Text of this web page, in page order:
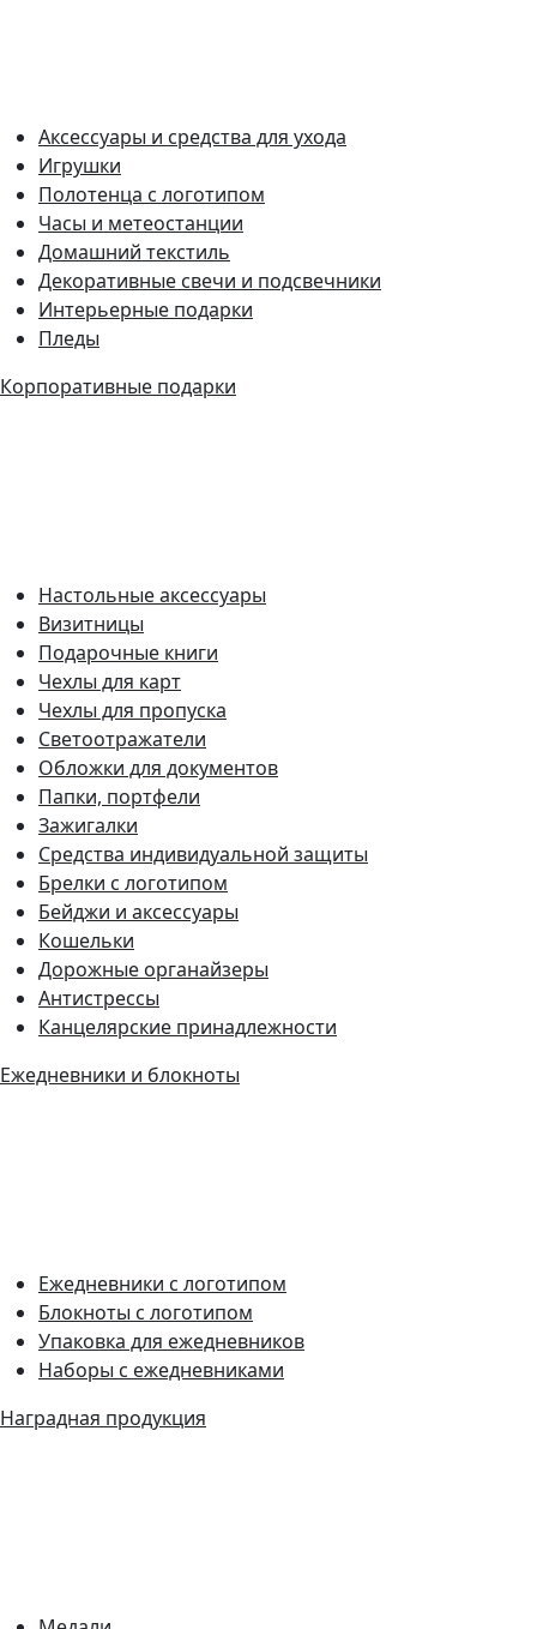
Аксессуары и средства для ухода
Игрушки
Полотенца с логотипом
Часы и метеостанции
Домашний текстиль
Декоративные свечи и подсвечники
Интерьерные подарки
Пледы
Корпоративные подарки
Настольные аксессуары
Визитницы
Подарочные книги
Чехлы для карт
Чехлы для пропуска
Светоотражатели
Обложки для документов
Папки, портфели
Зажигалки
Средства индивидуальной защиты
Брелки с логотипом
Бейджи и аксессуары
Кошельки
Дорожные органайзеры
Антистрессы
Канцелярские принадлежности
Ежедневники и блокноты
Ежедневники с логотипом
Блокноты с логотипом
Упаковка для ежедневников
Наборы с ежедневниками
Наградная продукция